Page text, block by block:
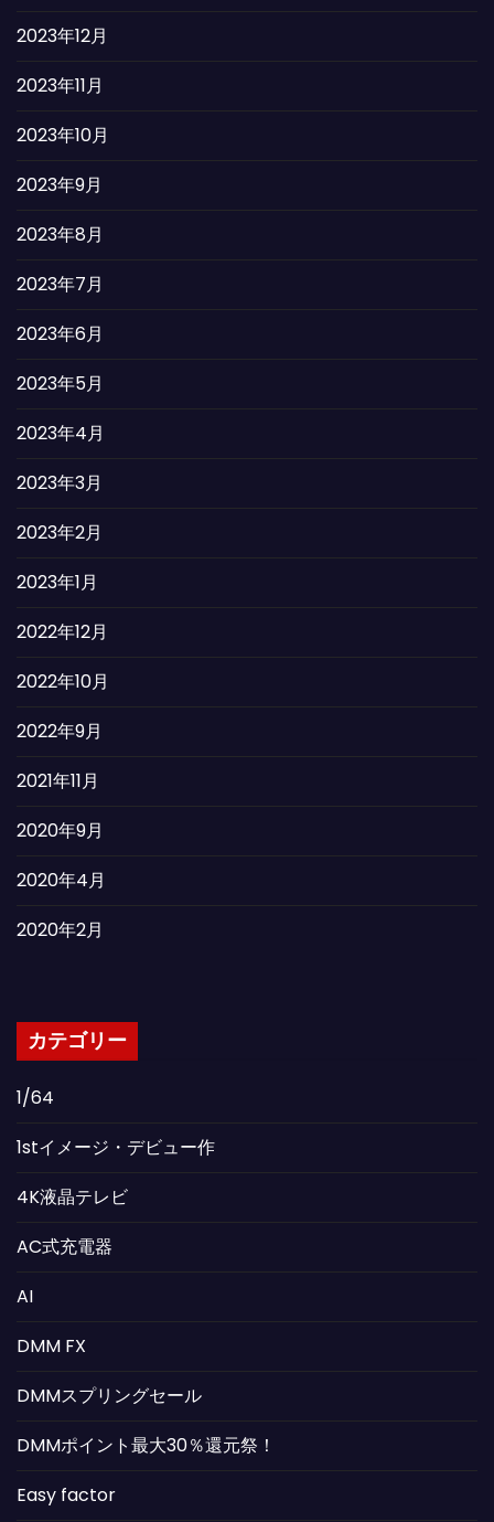
2023年12月
2023年11月
2023年10月
2023年9月
2023年8月
2023年7月
2023年6月
2023年5月
2023年4月
2023年3月
2023年2月
2023年1月
2022年12月
2022年10月
2022年9月
2021年11月
2020年9月
2020年4月
2020年2月
カテゴリー
1/64
1stイメージ・デビュー作
4K液晶テレビ
AC式充電器
AI
DMM FX
DMMスプリングセール
DMMポイント最大30％還元祭！
Easy factor